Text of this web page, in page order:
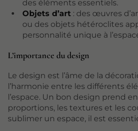
des éléments essentiels.
Objets d’art: des œuvres
ou des objets hétéroclites
personnalité unique à
L’importance du design
Le design est l’âme de la
l’harmonie entre les différents
l’espace. Un bon design prend
proportions, les textures et les
sublimer un espace, il est